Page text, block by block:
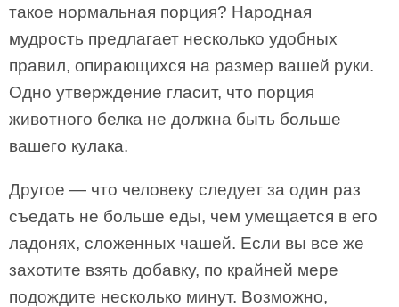
такое нормальная порция? Народная
мудрость предлагает несколько удобных
правил, опирающихся на размер вашей руки.
Одно утверждение гласит, что порция
животного белка не должна быть больше
вашего кулака.
Другое — что человеку следует за один раз
съедать не больше еды, чем умещается в его
ладонях, сложенных чашей. Если вы все же
захотите взять добавку, по крайней мере
подождите несколько минут. Возможно,